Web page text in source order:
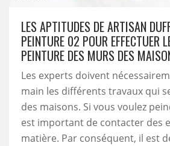
LES APTITUDES DE ARTISAN
PEINTURE 02 POUR EFFECTUER
PEINTURE DES MURS DES
Les experts doivent
main les différents travaux qui
des maisons. Si vous voulez
est important de contacter des
matière. Par conséquent, il est